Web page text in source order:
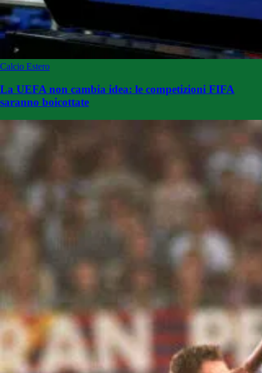
Calcio Estero
La UEFA non cambia idea: le competizioni FIFA
saranno boicottate